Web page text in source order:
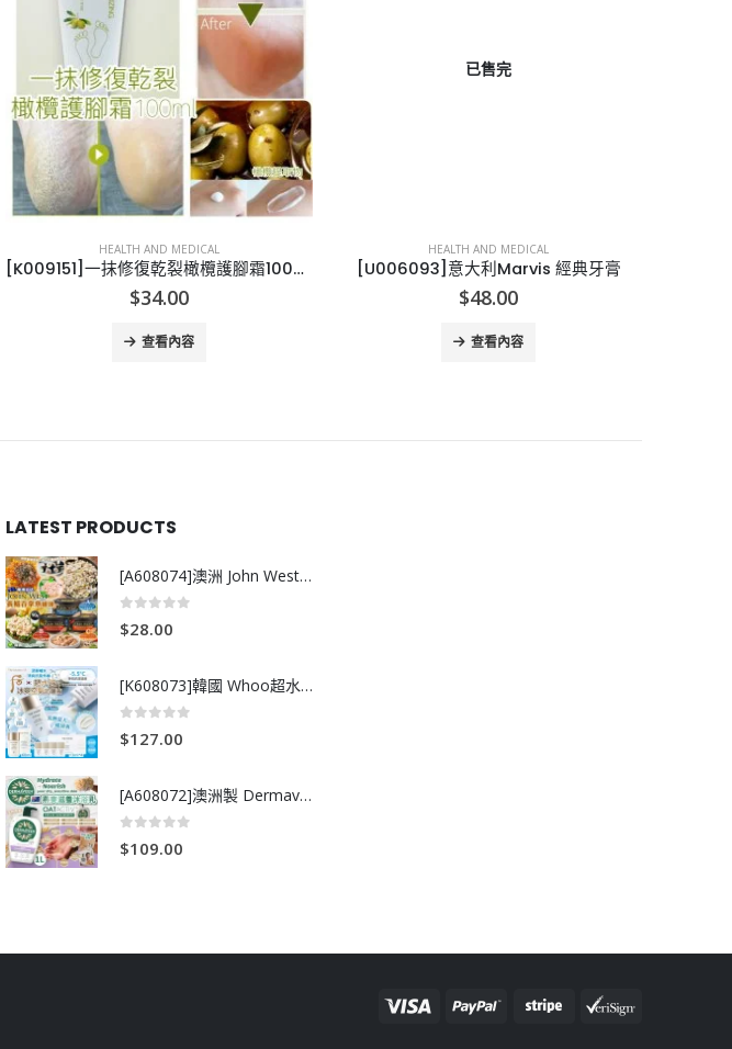
HEALTH AND MEDICAL
[K009151]一抹修復乾裂橄欖護腳霜100ml
$34.00
查看內容
已售完
HEALTH AND MEDICAL
[U006093]意大利Marvis 經典牙膏
$48.00
查看內容
LATEST PRODUCTS
[A608074]澳洲 John West黃鮨吞拿魚罐頭
$28.00
[K608073]韓國 Whoo超水感冰爽空氣防曬液 60ml(送13ml*4支)
$127.00
[A608072]澳洲製 Dermaveen 燕麥滋養沐浴乳 1L
$109.00